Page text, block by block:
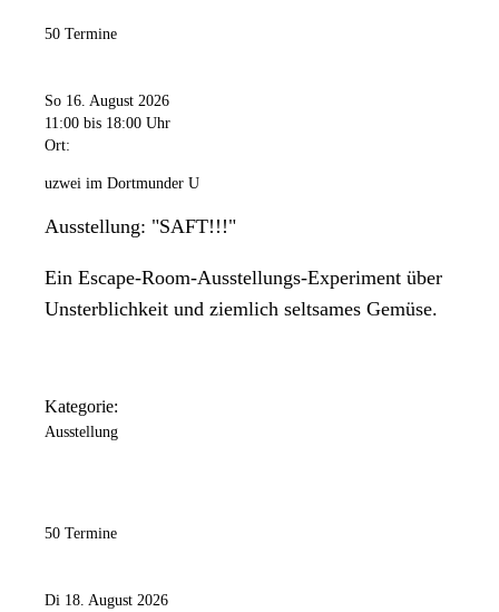
50 Termine
So 16. August 2026
11:00 bis 18:00 Uhr
Ort:
uzwei im Dortmunder U
Ausstellung: "SAFT!!!"
Ein Escape-Room-Ausstellungs-Experiment über
Unsterblichkeit und ziemlich seltsames Gemüse.
Kategorie:
Ausstellung
50 Termine
Di 18. August 2026